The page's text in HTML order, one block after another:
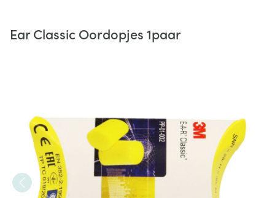
Ear Classic Oordopjes 1paar